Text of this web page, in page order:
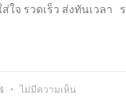
ใจ รวดเร็ว ส่งทันเวลา ร
ไม่มีความเห็น